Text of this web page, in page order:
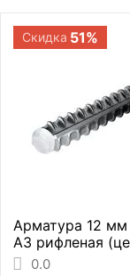
Скидка 51%
Арматура 12
А3 рифленая
метр погонный)
0.0